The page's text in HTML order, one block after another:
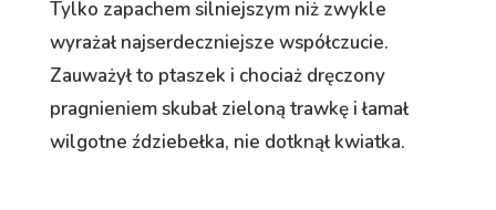
Tylko zapachem silniejszym niż zwykle
wyrażał najserdeczniejsze współczucie.
Zauważył to ptaszek i chociaż dręczony
pragnieniem skubał zieloną trawkę i łamał
wilgotne ździebełka, nie dotknął kwiatka.